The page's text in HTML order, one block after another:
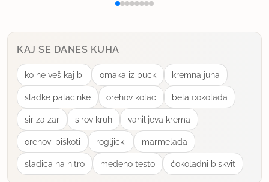
KAJ SE DANES KUHA
ko ne veš kaj bi omaka iz buck kremna juha
sladke palacinke orehov kolac bela cokolada
sir za zar sirov kruh vanilijeva krema
orehovi piškoti rogljicki marmelada
sladica na hitro medeno testo ćokoladni biskvit